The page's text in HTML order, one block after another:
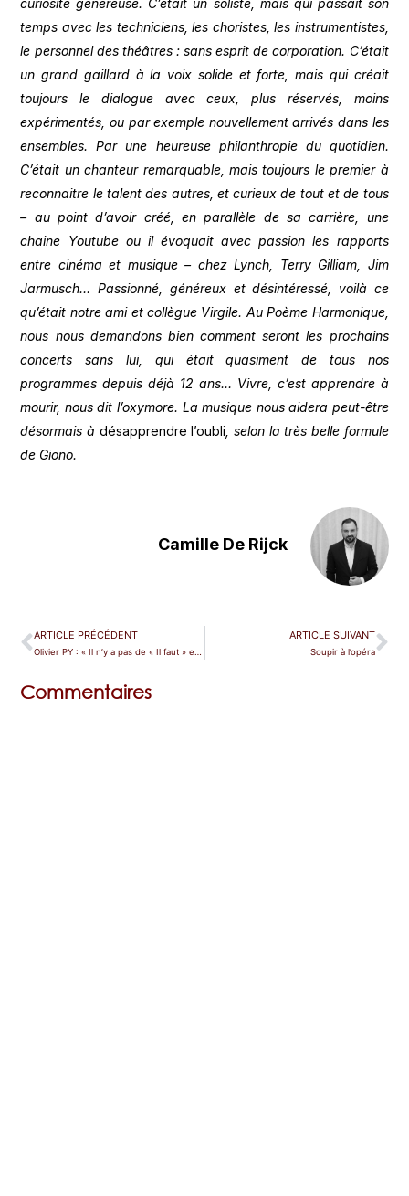
temps avec les techniciens, les choristes, les instrumentistes,
le personnel des théâtres : sans esprit de corporation. C’était
un grand gaillard à la voix solide et forte, mais qui créait
toujours le dialogue avec ceux, plus réservés, moins
expérimentés, ou par exemple nouvellement arrivés dans les
ensembles. Par une heureuse philanthropie du quotidien.
C’était un chanteur remarquable, mais toujours le premier à
reconnaitre le talent des autres, et curieux de tout et de tous
– au point d’avoir créé, en parallèle de sa carrière, une
chaine Youtube ou il évoquait avec passion les rapports
entre cinéma et musique – chez Lynch, Terry Gilliam, Jim
Jarmusch… Passionné, généreux et désintéressé, voilà ce
qu’était notre ami et collègue Virgile. Au Poème Harmonique,
nous nous demandons bien comment seront les prochains
concerts sans lui, qui était quasiment de tous nos
programmes depuis déjà 12 ans… Vivre, c’est apprendre à
mourir, nous dit l’oxymore. La musique nous aidera peut-être
désormais à désapprendre l’oubli , selon la très belle formule
de Giono.
Camille De Rijck
ARTICLE PRÉCÉDENT ARTICLE SUIVANT
Soupir à l’opéra
Commentaires